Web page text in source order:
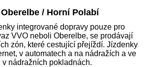
/ Horní Polabí
integrované dopravy pouze pro
VVO neboli Oberelbe, se prodávají
zón, které cestující přejíždí. Jízdenky
v automatech a na nádražích a ve
nádražních pokladnách.